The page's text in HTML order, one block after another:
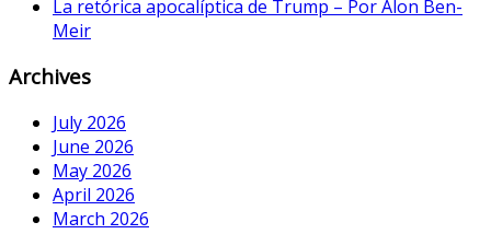
La retórica apocalíptica de Trump – Por Alon Ben-
Meir
Archives
July 2026
June 2026
May 2026
April 2026
March 2026